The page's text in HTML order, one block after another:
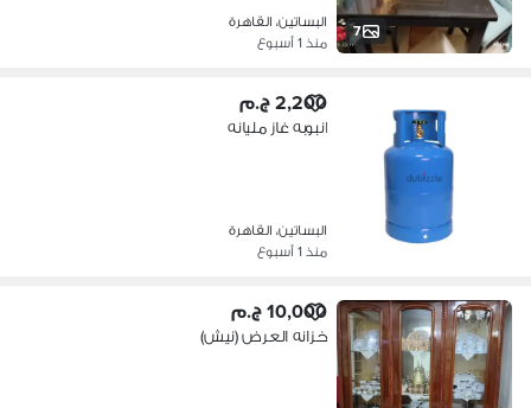
7
البساتين، القاهرة
منذ 1 أسبوع
2,200 ج.م
انبوبه غاز مليانه
البساتين، القاهرة
منذ 1 أسبوع
10,000 ج.م
خزانه العرض (نيش)